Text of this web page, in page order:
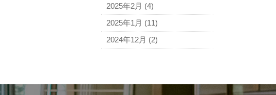
2025年2月 (4)
2025年1月 (11)
2024年12月 (2)